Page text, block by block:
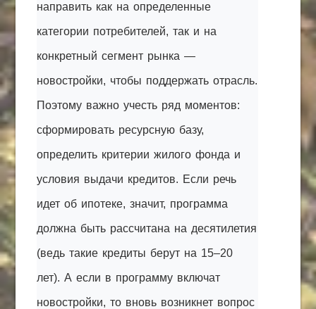
направить как на определенные
категории потребителей, так и на
конкретный сегмент рынка —
новостройки, чтобы поддержать отрасль.
Поэтому важно учесть ряд моментов:
сформировать ресурсную базу,
определить критерии жилого фонда и
условия выдачи кредитов. Если речь
идет об ипотеке, значит, программа
должна быть рассчитана на десятилетия
(ведь такие кредиты берут на 15–20
лет). А если в программу включат
новостройки, то вновь возникнет вопрос